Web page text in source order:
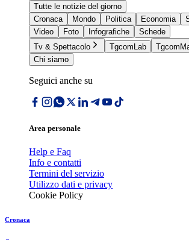
Tutte le notizie del giorno
Cronaca
Mondo Politica Economia
Video
Foto Infografiche
Schede
Tv & Spettacolo
TgcomLab
Chi siamo
Seguici anche su
Area personale
Help e Faq
Info e contatti
Termini del servizio
Utilizzo dati e privacy
Cookie Policy
Cronaca